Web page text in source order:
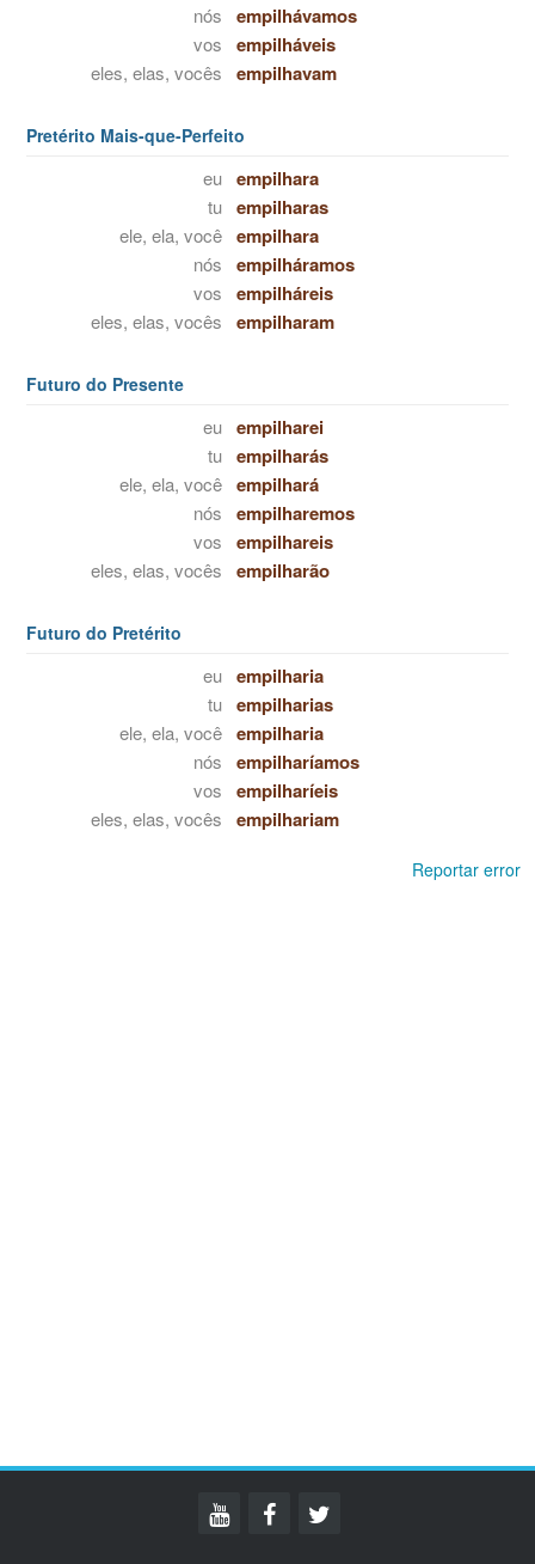
nós empilhávamos
vos empilháveis
eles, elas, vocês empilhavam
Pretérito Mais-que-Perfeito
eu empilhara
tu empilharas
ele, ela, você empilhara
nós empilháramos
vos empilháreis
eles, elas, vocês empilharam
Futuro do Presente
eu empilharei
tu empilharás
ele, ela, você empilhará
nós empilharemos
vos empilhareis
eles, elas, vocês empilharão
Futuro do Pretérito
eu empilharia
tu empilharias
ele, ela, você empilharia
nós empilharíamos
vos empilharíeis
eles, elas, vocês empilhariam
Reportar error